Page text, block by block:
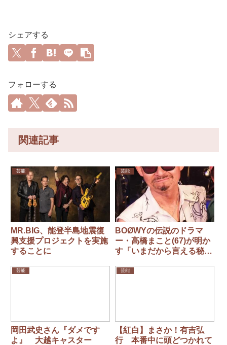
シェアする
フォローする
関連記事
芸能
MR.BIG、能登半島地震復
興支援プロジェクトを実施
することに
芸能
BOØWYの伝説のドラマ
ー・高橋まこと(67)が明か
す「いまだから言える秘
芸能
岡田武史さん『ダメです
よ』 大越キャスター
芸能
【紅白】まさか！有吉弘
行 本番中に頭どつかれて